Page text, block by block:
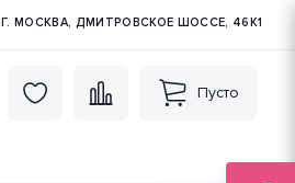
Г. МОСКВА, ДМИТРОВСКОЕ ШОССЕ, 46К1
Пусто